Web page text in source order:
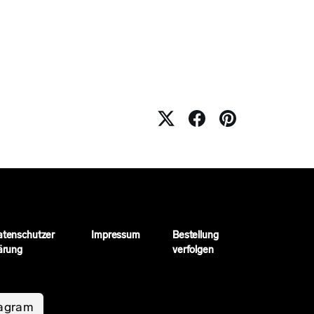
Impressum
Bestellung
verfolgen